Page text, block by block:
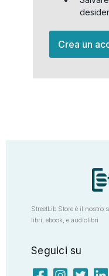
Crea un
StreetLib Store è il nostro
libri, ebook, e audiolibri
Seguici su